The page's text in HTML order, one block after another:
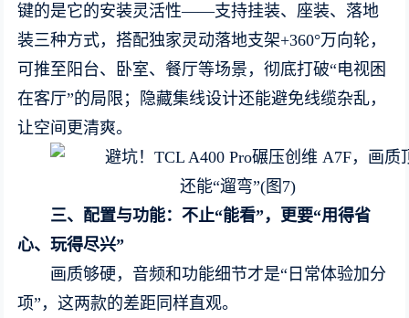
键的是它的安装灵活性——支持挂装、座装、落地
装三种方式，搭配独家灵动落地支架+360°万向轮，
可推至阳台、卧室、餐厅等场景，彻底打破“电视困
在客厅”的局限；隐藏集线设计还能避免线缆杂乱，
让空间更清爽。
三、配置与功能：不止“能看”，更要“用得省
心、玩得尽兴”
画质够硬，音频和功能细节才是“日常体验加分
项”，这两款的差距同样直观。